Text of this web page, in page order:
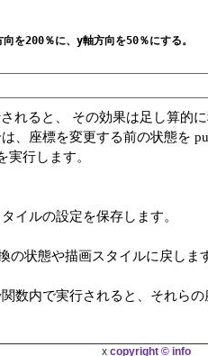
されると、 その効果は足し算的
、座標を変更する前の状態を
行します。
イルの設定を保存します。
の状態や描画スタイルに戻しま
関数内で実行されると、それら
x copyright © info